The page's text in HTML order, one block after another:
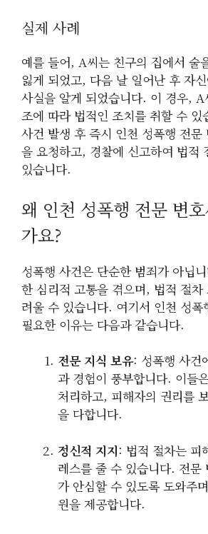
실제 사례
예를 들어, A씨는 친구의 집에서 술
잃게 되었고, 다음 날 일어난 후 자
사실을 알게 되었습니다. 이 경우,
조에 따라 법적인 조치를 취할 수 있
사건 발생 후 즉시 인천 성폭행 전문
을 요청하고, 경찰에 신고하여 법적
있습니다.
왜 인천 성폭행 전문 변
가요?
성폭행 사건은 단순한 범죄가 아닙
한 심리적 고통을 겪으며, 법적 절차
려울 수 있습니다. 여기서 인천 성폭
필요한 이유는 다음과 같습니다.
전문 지식 보유: 성폭행 사건
과 경험이 풍부합니다. 이들
처리하고, 피해자의 권리를
을 다합니다.
정신적 지지: 법적 절차는 피
레스를 줄 수 있습니다. 전문
가 안심할 수 있도록 도와주
원을 제공합니다.